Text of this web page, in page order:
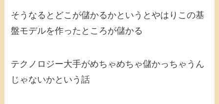
そうなるとどこが儲かるかというとやはりこの基
盤モデルを作ったところが儲かる
テクノロジー大手がめちゃめちゃ儲かっちゃうん
じゃないかという話